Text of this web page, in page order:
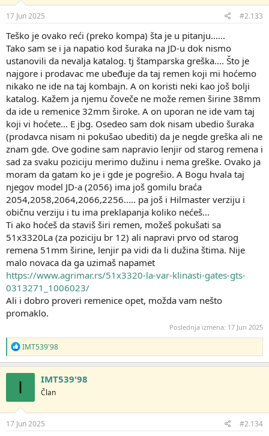
17 Jun 2025 #2.133
Teško je ovako reći (preko kompa) šta je u pitanju......
Tako sam se i ja napatio kod šuraka na JD-u dok nismo
ustanovili da nevalja katalog. tj štamparska greška.... Što je
najgore i prodavac me ubeđuje da taj remen koji mi hoćemo
nikako ne ide na taj kombajn. A on koristi neki kao još bolji
katalog. Kažem ja njemu čoveče ne može remen širine 38mm
da ide u remenice 32mm široke. A on uporan ne ide vam taj
koji vi hoćete... E jbg. Osedeo sam dok nisam ubedio šuraka
(prodavca nisam ni pokušao ubediti) da je negde greška ali ne
znam gde. Ove godine sam napravio lenjir od starog remena i
sad za svaku poziciju merimo dužinu i nema greške. Ovako ja
moram da gatam ko je i gde je pogrešio. A Bogu hvala taj
njegov model JD-a (2056) ima još gomilu braća
2054,2058,2064,2066,2256..... pa još i Hilmaster verziju i
običnu verziju i tu ima preklapanja koliko nećeš...
Ti ako hoćeš da staviš širi remen, možeš pokušati sa
51x3320La (za poziciju br 12) ali napravi prvo od starog
remena 51mm širine, lenjir pa vidi da li dužina štima. Nije
malo novaca da ga uzimaš napamet
https://www.agrimar.rs/51x3320-la-var-klinasti-gates-gts-
0313271_1006023/
Ali i dobro proveri remenice opet, možda vam nešto
promaklo.
Poslednja izmena: 17 Jun 2025
R
e
a
g
a
n
j
IMT539'98
I IMT539'98
Član
17 Jun 2025 #2.134